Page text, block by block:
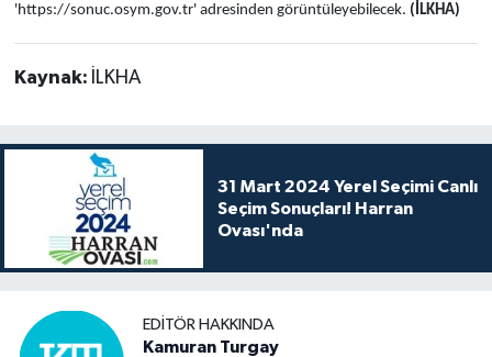
'https://sonuc.osym.gov.tr' adresinden görüntüleyebilecek. (İLKHA)
Kaynak: İLKHA
31 Mart 2024 Yerel Seçimi Canlı
Seçim Sonuçları! Harran
Ovası'nda
EDITÖR HAKKINDA
Kamuran Turgay